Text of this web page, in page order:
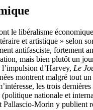
le libéralisme
et artistique » selon
antifasciste,
mais bien plutôt un
d’Harvey, Le
montrent malgré tout
les trois
nationale et
Pallascio-Morin y publient